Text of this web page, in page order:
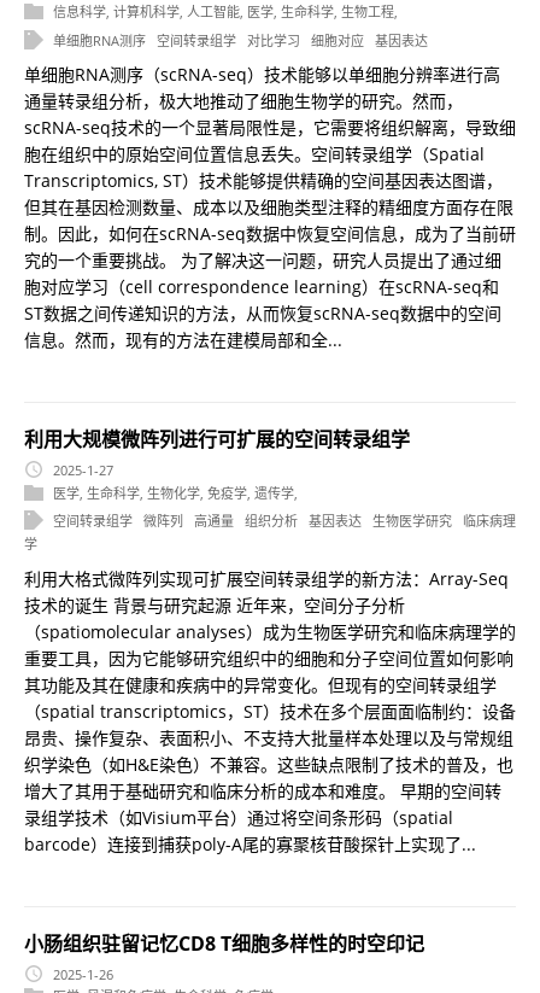
信息科学 计算机科学 人工智能 医学 生命科学 生物工程
单细胞RNA测序 空间转录组学 对比学习 细胞对应 基因表达
单细胞RNA测序（scRNA-seq）技术能够以单细胞分辨率进行高
通量转录组分析，极大地推动了细胞生物学的研究。然而，
scRNA-seq技术的一个显著局限性是，它需要将组织解离，导致细
胞在组织中的原始空间位置信息丢失。空间转录组学（Spatial
Transcriptomics, ST）技术能够提供精确的空间基因表达图谱，
但其在基因检测数量、成本以及细胞类型注释的精细度方面存在限
制。因此，如何在scRNA-seq数据中恢复空间信息，成为了当前研
究的一个重要挑战。 为了解决这一问题，研究人员提出了通过细
胞对应学习（cell correspondence learning）在scRNA-seq和
ST数据之间传递知识的方法，从而恢复scRNA-seq数据中的空间
信息。然而，现有的方法在建模局部和全...
利用大规模微阵列进行可扩展的空间转录组学
2025-1-27
医学 生命科学 生物化学 免疫学 遗传学
空间转录组学 微阵列 高通量 组织分析 基因表达 生物医学研究
临床病理
学
利用大格式微阵列实现可扩展空间转录组学的新方法：Array-Seq
技术的诞生 背景与研究起源 近年来，空间分子分析
（spatiomolecular analyses）成为生物医学研究和临床病理学的
重要工具，因为它能够研究组织中的细胞和分子空间位置如何影响
其功能及其在健康和疾病中的异常变化。但现有的空间转录组学
（spatial transcriptomics，ST）技术在多个层面面临制约：设备
昂贵、操作复杂、表面积小、不支持大批量样本处理以及与常规组
织学染色（如H&E染色）不兼容。这些缺点限制了技术的普及，也
增大了其用于基础研究和临床分析的成本和难度。 早期的空间转
录组学技术（如Visium平台）通过将空间条形码（spatial
barcode）连接到捕获poly-A尾的寡聚核苷酸探针上实现了...
小肠组织驻留记忆CD8 T细胞多样性的时空印记
2025-1-26